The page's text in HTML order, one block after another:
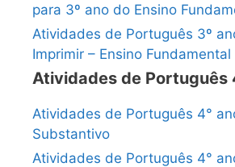
para 3º ano do Ensino
Atividades de Português 3º
Imprimir – Ensino Fundamental
Atividades de Português
Atividades de Português 4°
Substantivo
Atividades de Português 4°